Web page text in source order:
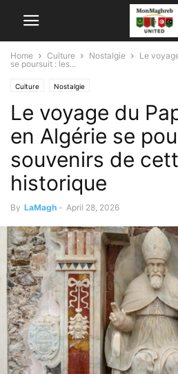
Home Culture Nostalgie
Le
se poursuit : les...
Culture Nostalgie
Le voyage du
en Algérie se
souvenirs de
historique
By LaMagh - April 28, 2026